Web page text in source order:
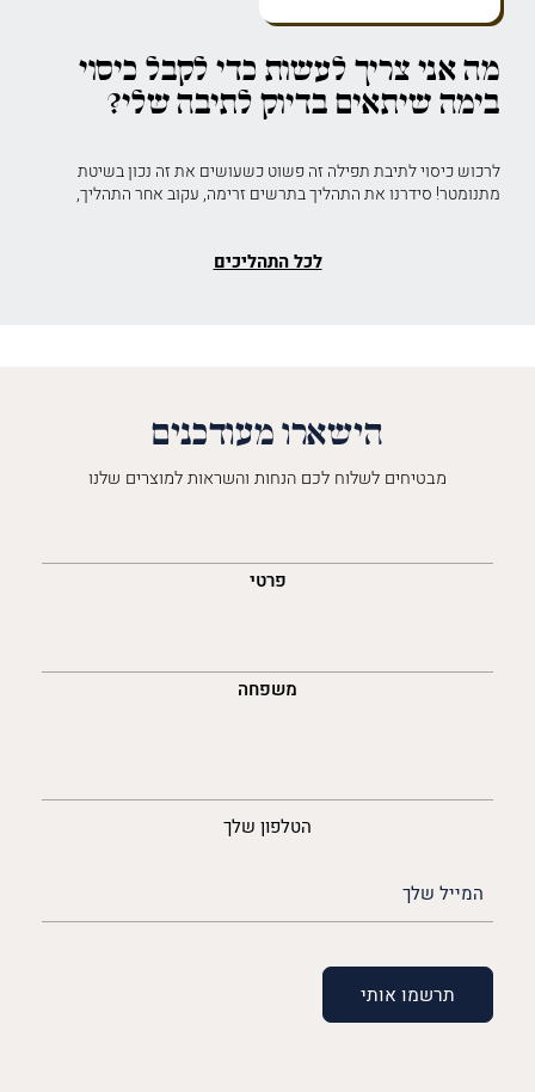
מה אני צריך לעשות כדי לקבל כיסוי
בימה שיתאים בדיוק לתיבה שלי?
לרכוש כיסוי לתיבת תפילה זה פשוט כשעושים את זה נכון בשיטת
מתנומטר! סידרנו את התהליך בתרשים זרימה, עקוב אחר התהליך,
לכל התהליכים
הישארו מעודכנים
מבטיחים לשלוח לכם הנחות והשראות למוצרים שלנו
פרטי
משפחה
הטלפון שלך
(חובה)